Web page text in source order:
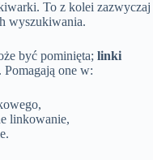
To z kolei zazwyczaj
wyszukiwania.
być pominięta; linki
one w:
linkowanie,